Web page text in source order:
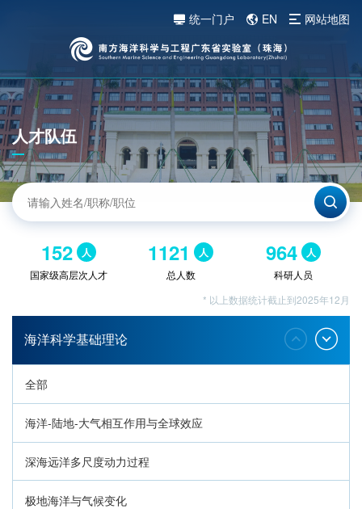
统一门户 EN 网站地图
人才队伍
152 人
国家级高层次人才
1121 人
总人数
964 人
科研人员
* 以上数据统计截止到2025年12月
海洋科学基础理论
全部
海洋-陆地-大气相互作用与全球效应
深海远洋多尺度动力过程
极地海洋与气候变化